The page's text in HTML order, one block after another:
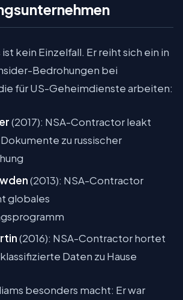
ist kein Einzelfall. Er reiht sich ein in
Bedrohungen bei
für US-Geheimdienste arbeiten:
(2017): NSA-Contractor leakt
zu russischer
(2013): NSA-Contractor
globales
(2016): NSA-Contractor hortet
Daten zu Hause
besonders macht: Er war